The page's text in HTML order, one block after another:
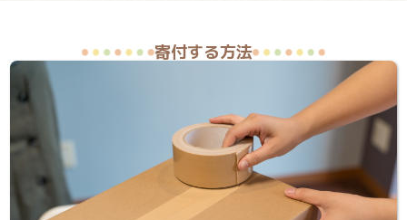
寄付する方法